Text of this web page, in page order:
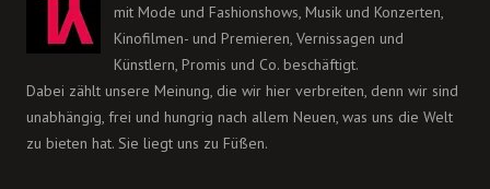
mit Mode und Fashionshows, Musik und Konzerten,
Kinofilmen- und Premieren, Vernissagen und
Künstlern, Promis und Co. beschäftigt.
Dabei zählt unsere Meinung, die wir hier verbreiten, denn wir sind
unabhängig, frei und hungrig nach allem Neuen, was uns die Welt
zu bieten hat. Sie liegt uns zu Füßen.